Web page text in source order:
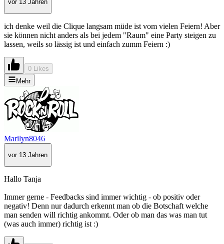
vor 13 Jahren
ich denke weil die Clique langsam müde ist vom vielen Feiern! Aber
sie können nicht anders als bei jedem "Raum" eine Party steigen zu
lassen, weils so lässig ist und einfach zumm Feiern :)
0 Likes
Mehr
Marilyn8046
vor 13 Jahren
Hallo Tanja
Immer gerne - Feedbacks sind immer wichtig - ob positiv oder
negativ! Denn nur dadurch erkennt man ob die Botschaft welche
man senden will richtig ankommt. Oder ob man das was man tut
(was auch immer) richtig ist :)